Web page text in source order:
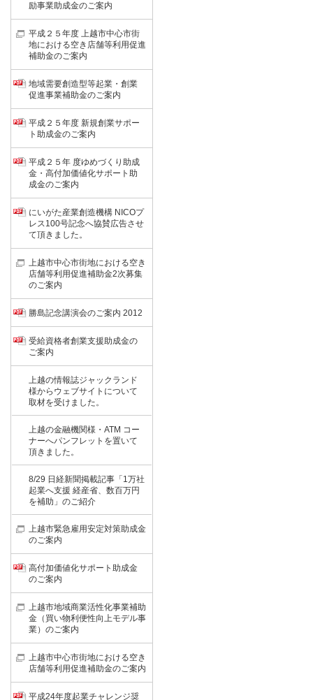
励事業助成金のご案内
平成２５年度 上越市中心市街
地における空き店舗等利用促進
補助金のご案内
地域需要創造型等起業・創業
促進事業補助金のご案内
平成２５年度 新規創業サポー
ト助成金のご案内
平成２５年 度ゆめづくり助成
金・高付加価値化サポート助
成金のご案内
にいがた産業創造機構 NICOプ
レス100号記念へ協賛広告させ
て頂きました。
上越市中心市街地における空き
店舗等利用促進補助金2次募集
のご案内
勝島記念講演会のご案内 2012
受給資格者創業支援助成金の
ご案内
上越の情報誌ジャックランド
様からウェブサイトについて
取材を受けました。
上越の金融機関様・ATM コー
ナーへパンフレットを置いて
頂きました。
8/29 日経新聞掲載記事「1万社
起業へ支援 経産省、数百万円
を補助」のご紹介
上越市緊急雇用安定対策助成金
のご案内
高付加価値化サポート助成金
のご案内
上越市地域商業活性化事業補助
金（買い物利便性向上モデル事
業）のご案内
上越市中心市街地における空き
店舗等利用促進補助金のご案内
平成24年度起業チャレンジ奨